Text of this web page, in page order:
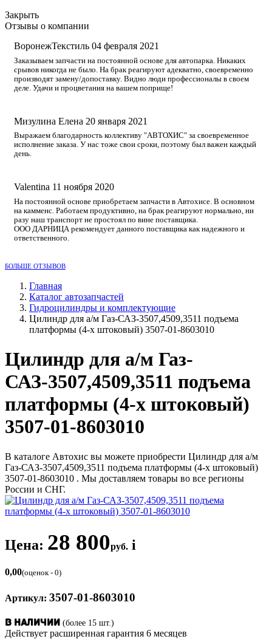
Закрыть
Отзывы о компании
ВоронежТекстиль 04 февраля 2021
Заказываем запчасти на постоянной основе для автопарка. Никаких
срывов никогда не было. На брак реагируют адекватно, своевременно
производят замену/допоставку. Видно люди профессионалы в своем
деле. Удачи и процветания на вашем поприще!
Мизулина Елена 20 января 2021
Выражаем благодарность коллективу "АВТОХИС" за своевременное
исполнение заказа. У нас тоже свои сроки, поэтому был важен каждый
день.
Valentina 11 ноября 2020
На постоянной основе приобретаем запчасти в Автохисе. В основном
на камменс. Работаем продуктивно, на брак реагируют нормально, ни
разу наш транспорт не простоял по вине поставщика.
ООО ДАРНИЦА рекомендует данного поставщика как надежного и
ответственного.
БОЛЬШЕ ОТЗЫВОВ
Главная
Каталог автозапчастей
Гидроцилиндры и комплектующие
Цилиндр для а/м Газ-САЗ-3507,4509,3511 подъема
платформы (4-х штоковый) 3507-01-8603010
Цилиндр для а/м Газ-
САЗ-3507,4509,3511 подъема
платформы (4-х штоковый)
3507-01-8603010
В каталоге Автохис вы можете приобрести Цилиндр для а/м
Газ-САЗ-3507,4509,3511 подъема платформы (4-х штоковый)
3507-01-8603010 . Мы доставляем товары во все регионы
России и СНГ.
Цена: 28 800руб. i
0,00(оценок - 0)
Артикул: 3507-01-8603010
В наличии (более 15 шт.)
Действует расширенная гарантия 6 месяцев